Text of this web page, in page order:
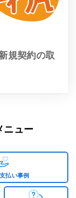
規契約の取
ニュー
払い事例